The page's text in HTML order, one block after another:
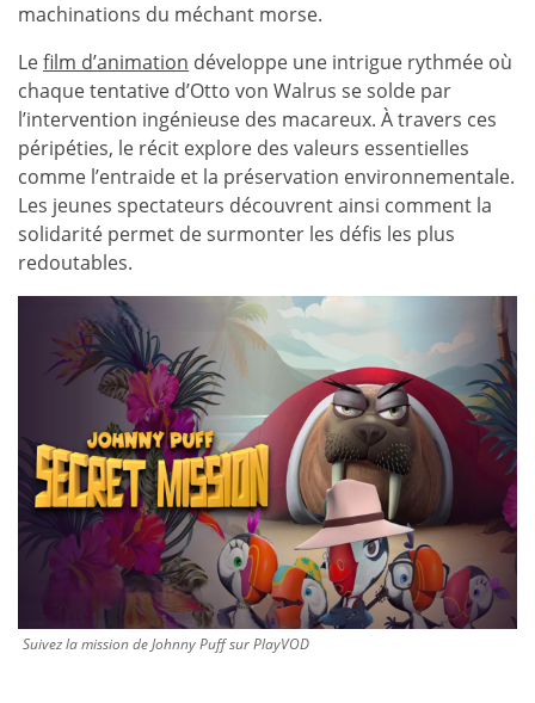
machinations du méchant morse.
Lefilm d’animation développe une intrigue rythmée où
chaque tentative d’Otto von Walrus se solde par
l’intervention ingénieuse des macareux. À travers ces
péripéties, le récit explore des valeurs essentielles
comme l’entraide et la préservation environnementale.
Les jeunes spectateurs découvrent ainsi comment la
solidarité permet de surmonter les défis les plus
redoutables.
Suivez la mission de Johnny Puff sur PlayVOD